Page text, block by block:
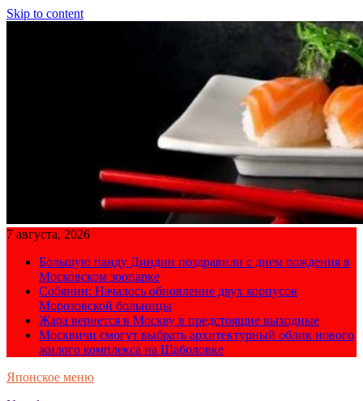
Skip to content
7 августа, 2026
Большую панду Диндин поздравили с днем рождения в
Московском зоопарке
Собянин: Началось обновление двух корпусов
Морозовской больницы
Жара вернется в Москву в предстоящие выходные
Москвичи смогут выбрать архитектурный облик нового
жилого комплекса на Шаболовке
Японское меню